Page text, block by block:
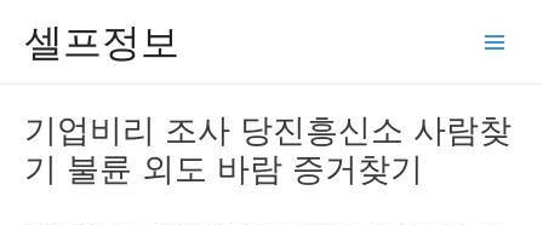
셀프정보
기업비리 조사 당진흥신소 사람찾
기 불륜 외도 바람 증거찾기